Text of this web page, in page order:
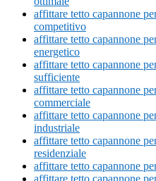
affittare tetto capannone
competitivo
affittare tetto capannone
energetico
affittare tetto capannone
sufficiente
affittare tetto capannone
commerciale
affittare tetto capannone
industriale
affittare tetto capannone
residenziale
affittare tetto capannone
affittare tetto capannone